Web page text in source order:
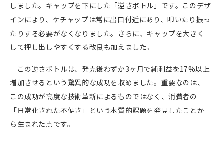
しました。キャップを下にした「逆さボトル」です。このデザ
インにより、ケチャップは常に出口付近にあり、叩いたり振っ
たりする必要がなくなりました。さらに、キャップを大きく
して押し出しやすくする改良も加えました。
この逆さボトルは、発売後わずか3ヶ月で純利益を17%以上
増加させるという驚異的な成功を収めました。重要なのは、
この成功が高度な技術革新によるものではなく、消費者の
「日常化された不便さ」という本質的課題を発見したことか
ら生まれた点です。